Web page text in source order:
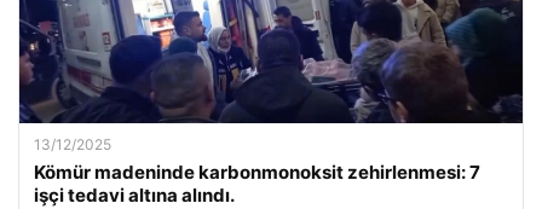
13/12/2025
Kömür madeninde karbonmonoksit zehirlenmesi: 7
işçi tedavi altına alındı.